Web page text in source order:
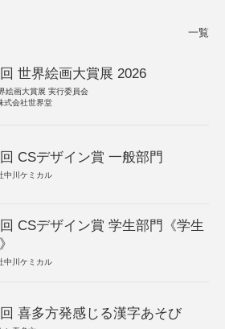
一覧
世界絵画大賞展 2026
絵画大賞展 実行委員会
式会社世界堂
CSデザイン賞 一般部門
中川ケミカル
CSデザイン賞 学生部門《学生
中川ケミカル
喜多方発感じる漢字あそび